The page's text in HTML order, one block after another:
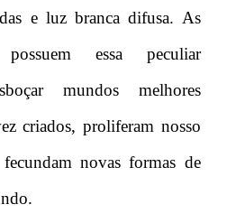
e luz branca difusa. As
essa peculiar
mundos melhores
criados, proliferam nosso
novas formas de